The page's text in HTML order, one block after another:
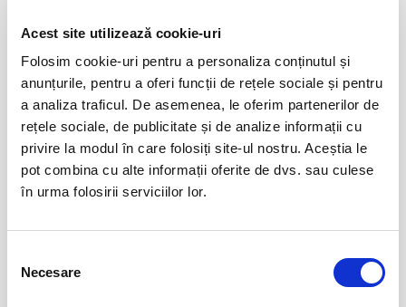
Acest site utilizează cookie-uri
Folosim cookie-uri pentru a personaliza conținutul și
anunțurile, pentru a oferi funcții de rețele sociale și pentru
a analiza traficul. De asemenea, le oferim partenerilor de
rețele sociale, de publicitate și de analize informații cu
privire la modul în care folosiți site-ul nostru. Aceștia le
pot combina cu alte informații oferite de dvs. sau culese
în urma folosirii serviciilor lor.
consimțământului
Necesare
Evenimente similare
10 milioane și o cutie de cafea 07
aug
Hansel si Gretel - Compania la
Mustata
Bucuresti